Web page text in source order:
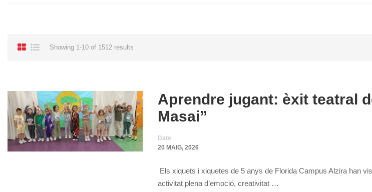
Showing 1-10 of 1512 results
Aprendre jugant: èxit teatral
Masai”
Date
20 MAIG, 2026
Els xiquets i xiquetes de 5 anys de Florida Campus Alzira han
activitat plena d’emoció, creativitat …